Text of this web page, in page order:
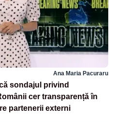
Ana Maria Pacuraru
sondajul privind
cer transparență în
partenerii externi